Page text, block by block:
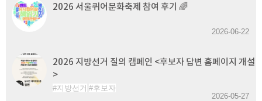
2026 서울퀴어문화축제 참여 후기 🌈
2026-06-22
2026 지방선거 질의 캠페인 <후보자 답변 홈페이지 개설
>
지방선거
후보자
2026-05-27